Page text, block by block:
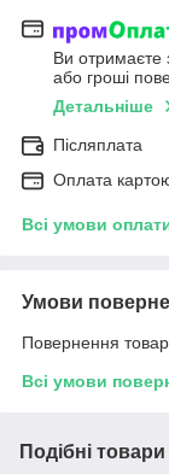
Ви отримаєте
або гроші
Детальніше
Післяплата
Оплата
Всі умови
Умови
Повернення
Всі умови
Подібні товари